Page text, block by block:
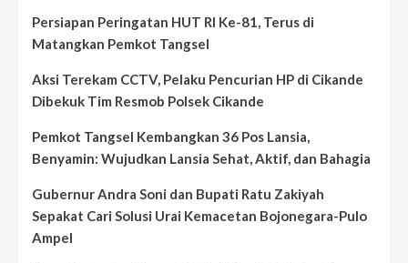
Persiapan Peringatan HUT RI Ke-81, Terus di
Matangkan Pemkot Tangsel
Aksi Terekam CCTV, Pelaku Pencurian HP di Cikande
Dibekuk Tim Resmob Polsek Cikande
Pemkot Tangsel Kembangkan 36 Pos Lansia,
Benyamin: Wujudkan Lansia Sehat, Aktif, dan Bahagia
Gubernur Andra Soni dan Bupati Ratu Zakiyah
Sepakat Cari Solusi Urai Kemacetan Bojonegara-Pulo
Ampel